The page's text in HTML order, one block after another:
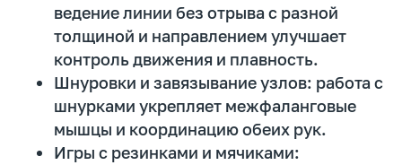
ведение линии без отрыва с разной
толщиной и направлением улучшает
контроль движения и плавность.
Шнуровки и завязывание узлов: работа с
шнурками укрепляет межфаланговые
мышцы и координацию обеих рук.
Игры с резинками и мячиками:
Получите пропись-
нейротренажербесплатно
Подпишитесь на нашу рассылку и ТГ-канал